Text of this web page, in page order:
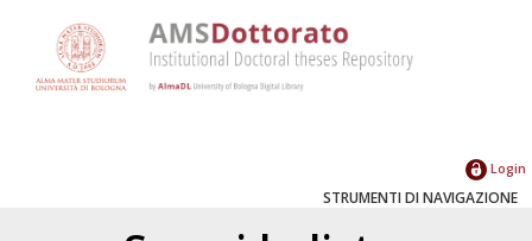
Login
STRUMENTI DI NAVIGAZIONE